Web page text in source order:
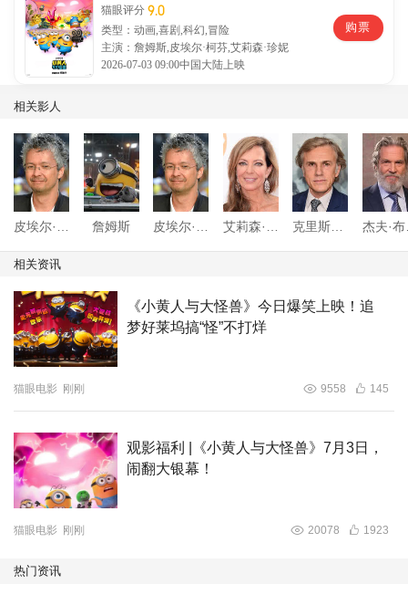
猫眼评分 9.0
类型：动画,喜剧,科幻,冒险
主演：詹姆斯,皮埃尔·柯芬,艾莉森·珍妮
2026-07-03 09:00中国大陆上映
购票
相关影人
皮埃尔·柯芬 詹姆斯 皮埃尔·柯芬 艾莉森·珍妮 克里斯托弗·瓦尔兹 杰
相关资讯
《小黄人与大怪兽》今日爆笑上映！追
梦好莱坞搞“怪”不打烊
猫眼电影 刚刚 9558 145
观影福利 |《小黄人与大怪兽》7月3日，
闹翻大银幕！
猫眼电影 刚刚 20078 1923
热门资讯